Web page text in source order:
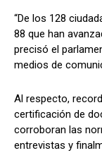
“De los 128
88 que han
precisó el
medios de
Al respecto,
certificación de
corroboran las
entrevistas y